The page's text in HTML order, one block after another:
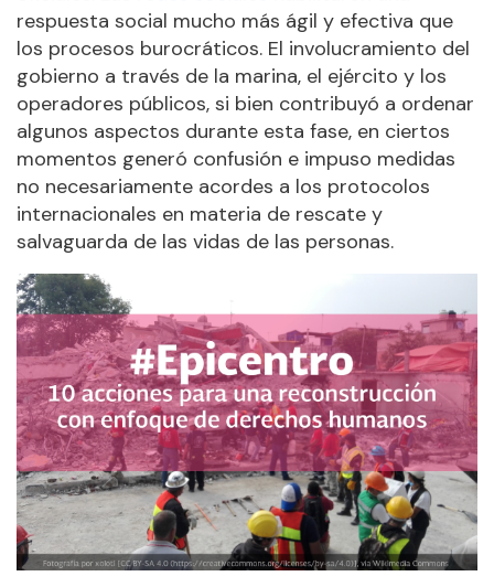
respuesta social mucho más ágil y efectiva que
los procesos burocráticos. El involucramiento del
gobierno a través de la marina, el ejército y los
operadores públicos, si bien contribuyó a ordenar
algunos aspectos durante esta fase, en ciertos
momentos generó confusión e impuso medidas
no necesariamente acordes a los protocolos
internacionales en materia de rescate y
salvaguarda de las vidas de las personas.